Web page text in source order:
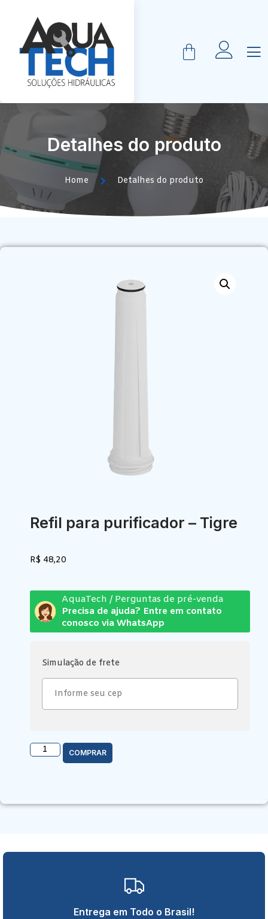
Detalhes do produto
Home Detalhes do produto
Refil para purificador – Tigre
R$ 48,20
AquaTech / Perguntas de pré-venda
Precisa de ajuda? Entre em contato
conosco via WhatsApp
Simulação de frete
COMPRAR
Entrega em Todo o Brasil!